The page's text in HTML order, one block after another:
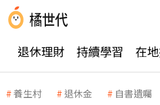
退休理財 持續學習 在
養生村 退休金 自書遺囑